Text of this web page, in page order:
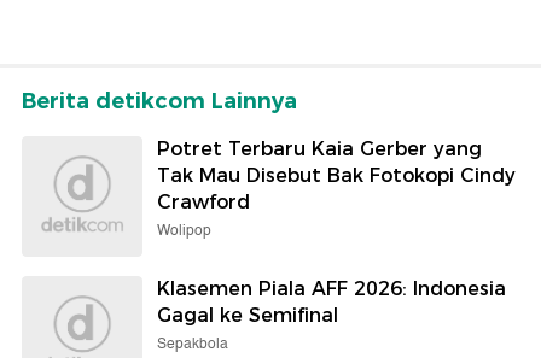
Berita detikcom Lainnya
Potret Terbaru Kaia Gerber yang
Tak Mau Disebut Bak Fotokopi Cindy
Crawford
Wolipop
Klasemen Piala AFF 2026: Indonesia
Gagal ke Semifinal
Sepakbola